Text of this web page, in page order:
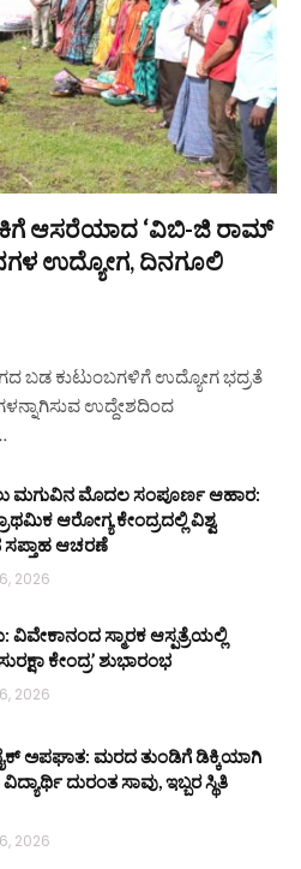
ಆಸರೆಯಾದ ‘ವಿಬಿ-ಜಿ ರಾಮ್
ಉದ್ಯೋಗ, ದಿನಗೂಲಿ
ಬಡ ಕುಟುಂಬಗಳಿಗೆ ಉದ್ಯೋಗ ಭದ್ರತೆ
ಉದ್ದೇಶದಿಂದ
ಮಗುವಿನ ಮೊದಲ ಸಂಪೂರ್ಣ ಆಹಾರ:
ಆರೋಗ್ಯ ಕೇಂದ್ರದಲ್ಲಿ ವಿಶ್ವ
ಸಪ್ತಾಹ ಆಚರಣೆ
2026
ವಿವೇಕಾನಂದ ಸ್ಮಾರಕ ಆಸ್ಪತ್ರೆಯಲ್ಲಿ
ಕೇಂದ್ರ’ ಶುಭಾರಂಭ
2026
ಅಪಘಾತ: ಮರದ ತುಂಡಿಗೆ ಡಿಕ್ಕಿಯಾಗಿ
ದುರಂತ ಸಾವು, ಇಬ್ಬರ ಸ್ಥಿತಿ
2026